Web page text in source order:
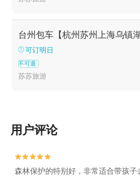
景区+双门石窟+台州仙居林氏杨
家杨梅+仙居杨梅+台州温岭魔幻
潜艇观光基地+黄岩梦幻部落游
+温岭洞下沙滩+仙居百花谷+天
区+天台温泉山庄+神仙居莲荷文
生动物园+仙居大江南牡丹园+仙
流+天台龙官漂流景区+台州市
+栖心谷+黄岩山景区+中国安基
台州包车【杭州苏州上海乌镇
可订明日
不可退
苏苏旅游
用户评论


森林保护的特别好，非常适合带孩子